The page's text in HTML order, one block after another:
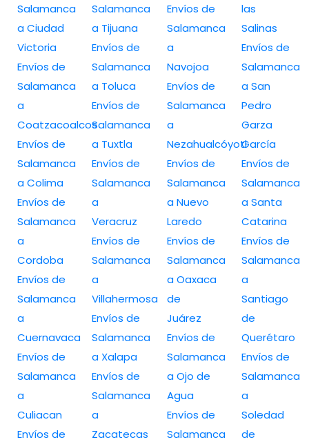
Salamanca
a Ciudad
Victoria
Envíos de
Salamanca
a
Coatzacoalcos
Envíos de
Salamanca
a Colima
Envíos de
Salamanca
a
Cordoba
Envíos de
Salamanca
a
Cuernavaca
Envíos de
Salamanca
a
Culiacan
Envíos de
Salamanca
a Tijuana
Envíos de
Salamanca
a Toluca
Envíos de
Salamanca
a Tuxtla
Envíos de
Salamanca
a
Veracruz
Envíos de
Salamanca
a
Villahermosa
Envíos de
Salamanca
a Xalapa
Envíos de
Salamanca
a
Zacatecas
Envíos de
Salamanca
a
Navojoa
Envíos de
Salamanca
a
Nezahualcóyotl
Envíos de
Salamanca
a Nuevo
Laredo
Envíos de
Salamanca
a Oaxaca
de
Juárez
Envíos de
Salamanca
a Ojo de
Agua
Envíos de
Salamanca
las
Salinas
Envíos de
Salamanca
a San
Pedro
Garza
García
Envíos de
Salamanca
a Santa
Catarina
Envíos de
Salamanca
a
Santiago
de
Querétaro
Envíos de
Salamanca
a
Soledad
de